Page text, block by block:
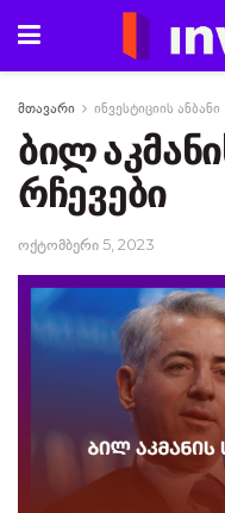
მთავარი ინვესტიციის ანბანი
ბილ
რჩევები
ოქტომბერი 5, 2023